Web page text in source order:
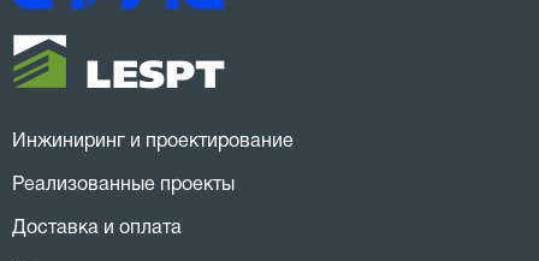
Инжиниринг и проектирование
Реализованные проекты
Доставка и оплата